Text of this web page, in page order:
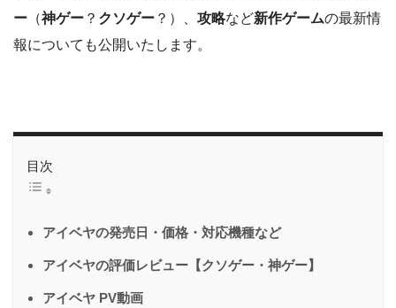
ー （神ゲー ？ クソゲー ？）、 攻略など新作ゲームの最新情
報についても公開いたします。
目次
アイベヤの発売日・価格・対応機種など
アイベヤの評価レビュー【クソゲー・神ゲー】
アイベヤ PV動画